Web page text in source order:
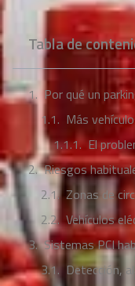
Tabla de
Por qué un
Más
El
Riesgos
Zonas de
Vehículos
Sistemas PCI
Detección,